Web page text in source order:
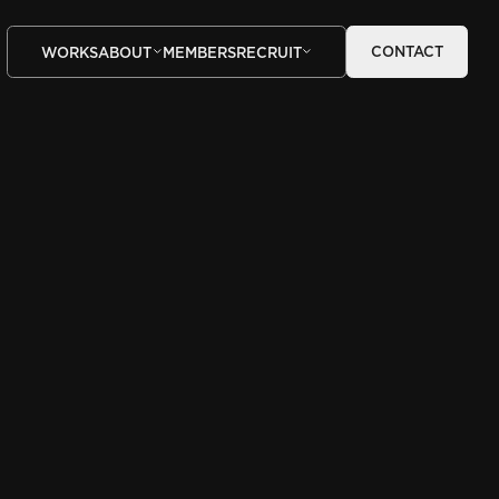
WORKSABOUT MEMBERSRECRUIT CONTACT